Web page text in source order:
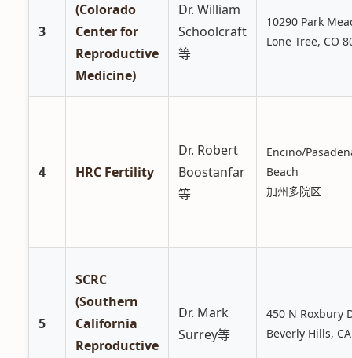
3
(Colorado
Center for
Reproductive
Medicine)
Dr. William
Schoolcraft
等
10290 Park
Lone Tree, CO
4 HRC Fertility
Dr. Robert
Boostanfar
等
Encino/
Beach
加州多院区
5
SCRC
(Southern
California
Reproductive
Dr. Mark
Surrey等
450 N Roxbury
Beverly Hills,